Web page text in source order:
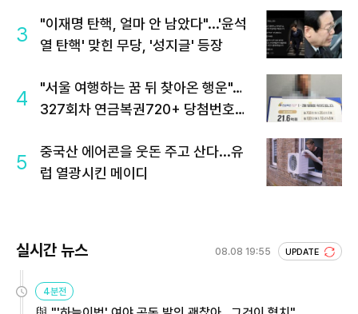
3
"이재명 탄핵, 얼마 안 남았다"...'윤석
열 탄핵' 맞힌 무당, '성지글' 등장
4
"서울 여행하는 꿈 뒤 찾아온 행운"…
327회차 연금복권720+ 당첨번호조
5
중국산 에어콘을 웃돈 주고 산다...유
럽 열광시킨 메이디
실시간 뉴스 08.08 19:55 UPDATE
4분전